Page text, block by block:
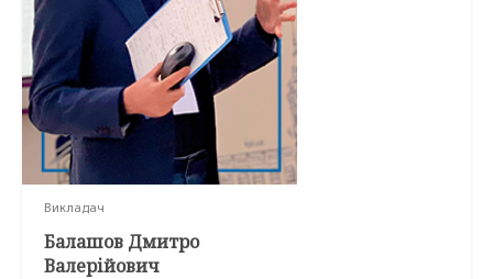
Викладач
Балашов Дмитро
Валерійович